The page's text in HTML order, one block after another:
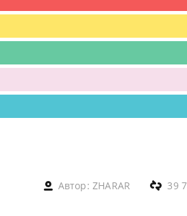
Автор:ZHARAR 39